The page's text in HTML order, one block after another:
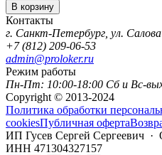
В корзину
Контакты
г. Санкт-Петербург, ул.
+7 (812) 209-06-53
admin@proloker.ru
Режим работы
Пн-Пт: 10:00-18:00 Сб и Вс-
Copyright © 2013-2024
Политика обработки
cookiesПубличная оферта
ИП Гусев Сергей Сергеевич
ИНН 471304327157